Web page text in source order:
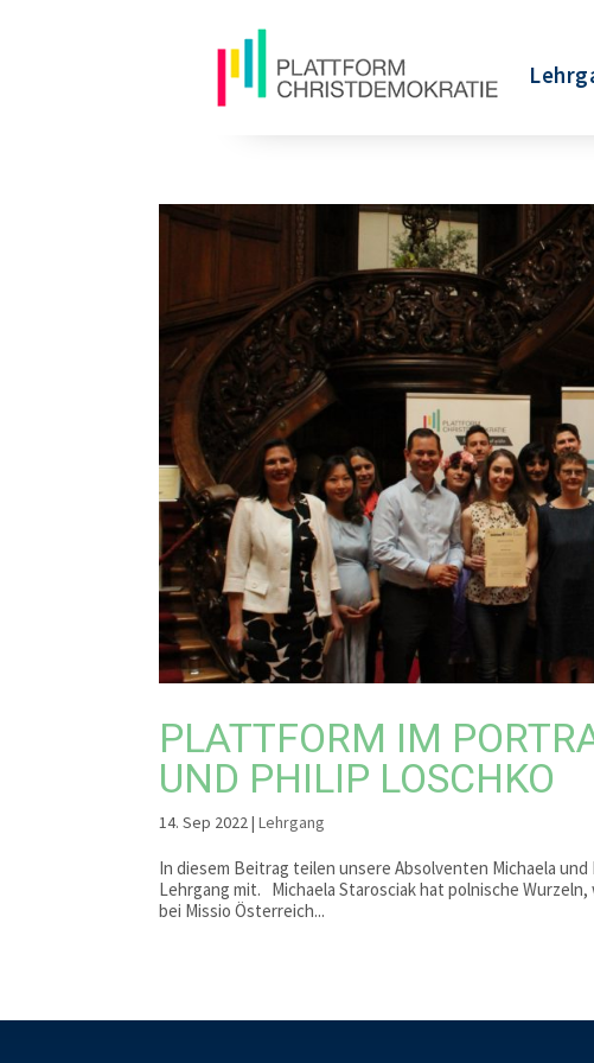
PLATTFORM IM
UND PHILIP LOSCHKO
14. Sep 2022|Lehrgang
In diesem Beitrag teilen unsere Absolventen Michaela
Lehrgang mit. Michaela Starosciak hat polnische
bei Missio Österreich...